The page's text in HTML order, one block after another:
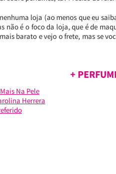
loja (ao menos que eu
não é o foco da loja, que é de
barato e vejo o frete, mas se
+
Na Pele
Herrera